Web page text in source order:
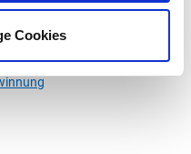
Cookies
Fachkolloquium,
Fachkräftemangel,